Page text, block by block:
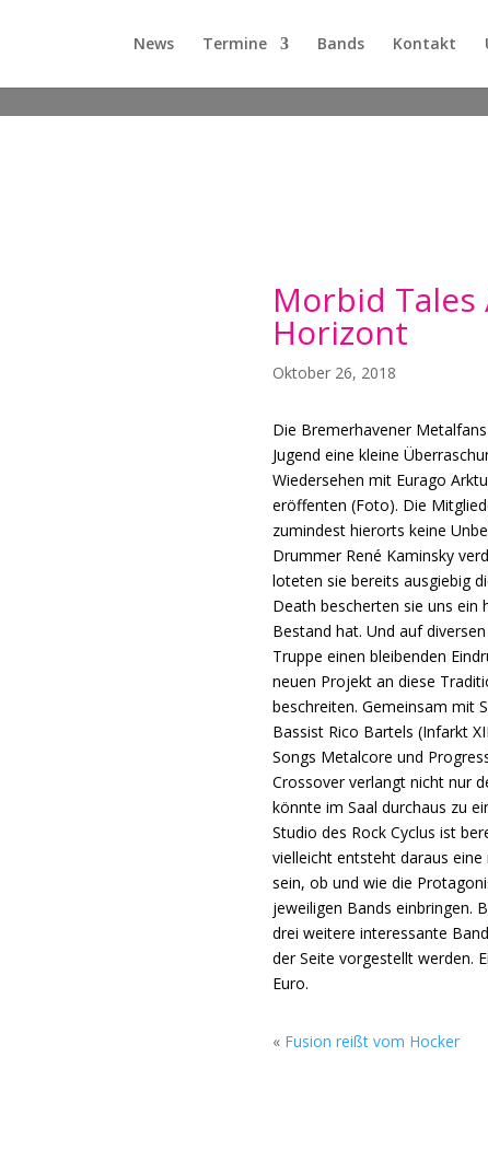
News Termine Bands Kontakt
Morbid
Horizont
Oktober 26, 2018
Die Bremerhavener
Jugend eine kleine
Wiedersehen mit Eurago
eröffenten (Foto). Die
zumindest hierorts keine
Drummer René Kaminsky
loteten sie bereits ausgiebig
Death bescherten sie uns ein
Bestand hat. Und auf
Truppe einen bleibenden
neuen Projekt an diese
beschreiten. Gemeinsam mit
Bassist Rico Bartels (Infarkt
Songs Metalcore und
Crossover verlangt nicht nur
könnte im Saal durchaus zu
Studio des Rock Cyclus ist
vielleicht entsteht daraus
sein, ob und wie die
jeweiligen Bands einbringen.
drei weitere interessante
der Seite vorgestellt werden.
Euro.
« Fusion reißt vom Hocker